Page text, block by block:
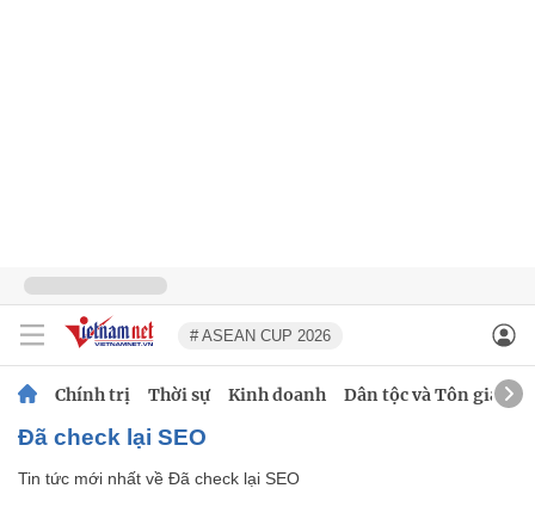
# ASEAN CUP 2026
Chính trị Thời sự Kinh doanh Dân tộc và Tôn giáo
Đã check lại SEO
Tin tức mới nhất về Đã check lại SEO